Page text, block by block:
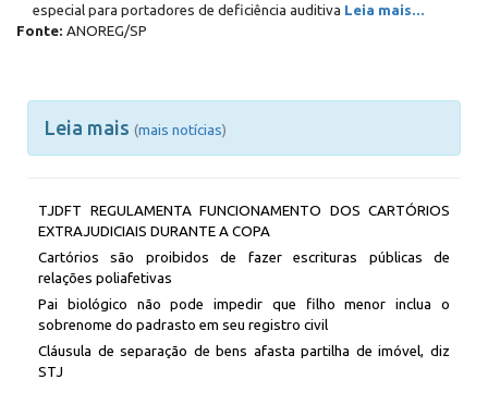
especial para portadores de deficiência auditiva Leia mais...
Fonte: ANOREG/SP
Leia mais (mais notícias)
TJDFT REGULAMENTA FUNCIONAMENTO DOS CARTÓRIOS
EXTRAJUDICIAIS DURANTE A COPA
Cartórios são proibidos de fazer escrituras públicas de
relações poliafetivas
Pai biológico não pode impedir que filho menor inclua o
sobrenome do padrasto em seu registro civil
Cláusula de separação de bens afasta partilha de imóvel, diz
STJ